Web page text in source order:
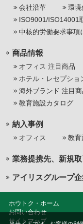
会社沿革
環境
ISO9001/ISO14001
中核的労働要求事項
商品情報
オフィス 注目商品
ホテル・レセプショ
海外ブランド 注目商
教育施設カタログ
納入事例
オフィス 教育
業務提携先、新規
アイリスグループ
ホウトク・ホーム
お問い合わせ
サイトマップ